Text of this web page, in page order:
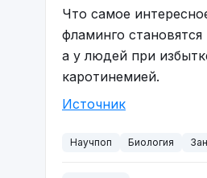
Что самое
фламинго
а у людей при
каротинемией.
Источник
Научпоп Биология